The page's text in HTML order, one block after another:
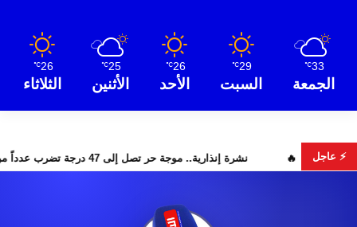
33
℃
الجمعة
29
℃
السبت
26
℃
الأحد
25
℃
الأثنين
26
℃
الثلاثاء
⚡ عاجل
البحث عن هويات الضحايا نشرة إنذارية.. موجة حر تصل إلى 47 درجة تضرب عدداً من أقاليم المغرب